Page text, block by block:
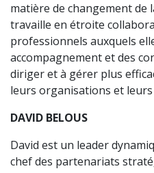
matière de changement de
travaille en étroite
professionnels auxquels
accompagnement et des
diriger et à gérer plus
leurs organisations et leurs
DAVID BELOUS
David est un leader
chef des partenariats